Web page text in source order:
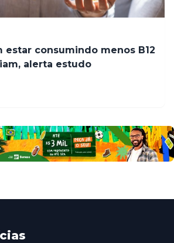
estar consumindo menos B12
alerta estudo